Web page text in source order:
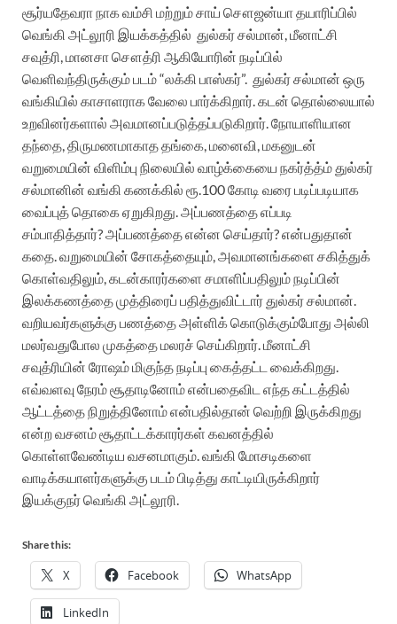
சூர்யதேவரா நாக வம்சி மற்றும் சாய் சௌஜன்யா தயாரிப்பில்
வெங்கி அட்லூரி இயக்கத்தில் துல்கர் சல்மான், மீனாட்சி
சவுத்ரி, மானசா சௌத்ரி ஆகியோரின் நடிப்பில்
வெளிவந்திருக்கும் படம் “லக்கி பாஸ்கர்”. துல்கர் சல்மான் ஒரு
வங்கியில் காசாளராக வேலை பார்க்கிறார். கடன் தொல்லையால்
உறவினர்களால் அவமானப்படுத்தப்படுகிறார். நோயாளியான
தந்தை, திருமணமாகாத தங்கை, மனைவி, மகனுடன்
வறுமையின் விளிம்பு நிலையில் வாழ்க்கையை நகர்த்த்ம் துல்கர்
சல்மானின் வங்கி கணக்கில் ரூ.100 கோடி வரை படிப்படியாக
வைப்புத் தொகை ஏறுகிறது. அப்பணத்தை எப்படி
சம்பாதித்தார்? அப்பணத்தை என்ன செய்தார்? என்பதுதான்
கதை. வறுமையின் சோகத்தையும், அவமானங்களை சகித்துக்
கொள்வதிலும், கடன்காரர்களை சமாளிப்பதிலும் நடிப்பின்
இலக்கணத்தை முத்திரைப் பதித்துவிட்டார் துல்கர் சல்மான்.
வறியவர்களுக்கு பணத்தை அள்ளிக் கொடுக்கும்போது அல்லி
மலர்வதுபோல முகத்தை மலரச் செய்கிறார். மீனாட்சி
சவுத்ரியின் ரோஷம் மிகுந்த நடிப்பு கைத்தட்ட வைக்கிறது.
எவ்வளவு நேரம் சூதாடினோம் என்பதைவிட எந்த கட்டத்தில்
ஆட்டத்தை நிறுத்தினோம் என்பதில்தான் வெற்றி இருக்கிறது
என்ற வசனம் சூதாட்டக்காரர்கள் கவனத்தில்
கொள்ளவேண்டிய வசனமாகும். வங்கி மோசடிகளை
வாடிக்கயாளர்களுக்கு படம் பிடித்து காட்டியிருக்கிறார்
இயக்குநர் வெங்கி அட்லூரி.
Share this:
X Facebook WhatsApp
LinkedIn